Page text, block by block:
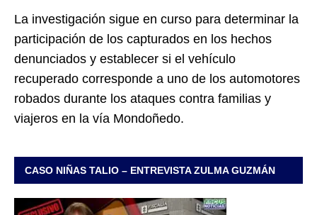
La investigación sigue en curso para determinar la
participación de los capturados en los hechos
denunciados y establecer si el vehículo
recuperado corresponde a uno de los automotores
robados durante los ataques contra familias y
viajeros en la vía Mondoñedo.
CASO NIÑAS TALIO – ENTREVISTA ZULMA GUZMÁN